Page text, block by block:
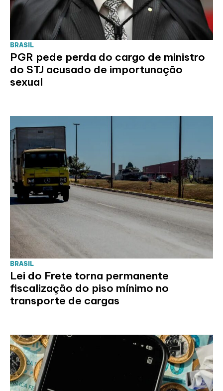
BRASIL
PGR pede perda do cargo de ministro
do STJ acusado de importunação
sexual
BRASIL
Lei do Frete torna permanente
fiscalização do piso mínimo no
transporte de cargas